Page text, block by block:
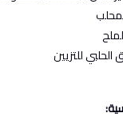
للتزيين